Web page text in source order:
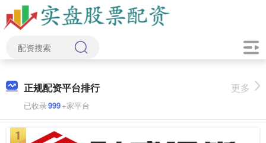
正规配资平台排行
已收录999+家平台
更多